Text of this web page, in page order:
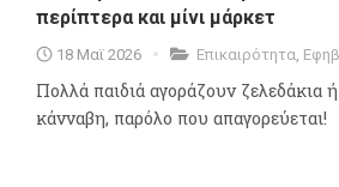
περίπτερα και μίνι μάρκετ
18 Μαϊ 2026 Επικαιρότητα
Πολλά παιδιά αγοράζουν ζελεδάκια
κάνναβη, παρόλο που απαγορεύεται!